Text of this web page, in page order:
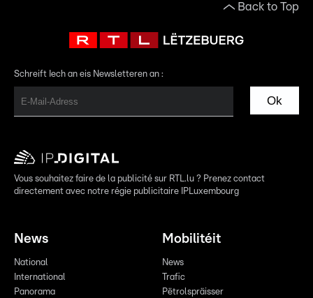
Back to Top
Schreift Iech an eis Newsletteren an :
Ok
Vous souhaitez faire de la publicité sur RTL.lu ? Prenez contact
directement avec notre régie publicitaire IPLuxembourg
News
National
International
Panorama
Mobilitéit
News
Trafic
Pëtrolspräisser